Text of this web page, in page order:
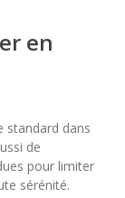
en
standard dans
de
pour limiter
sérénité.